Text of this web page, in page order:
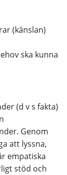
(känslan)
ska kunna
(d v s fakta)
Genom
att lyssna,
empatiska
stöd och